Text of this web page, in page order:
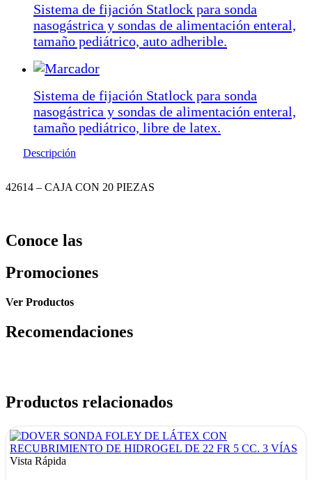
Sistema de fijación Statlock para sonda
nasogástrica y sondas de alimentación enteral,
tamaño pediátrico, auto adherible.
Sistema de fijación Statlock para sonda
nasogástrica y sondas de alimentación enteral,
tamaño pediátrico, libre de latex.
Descripción
42614 – CAJA CON 20 PIEZAS
Conoce las
Promociones
Ver Productos
Recomendaciones
Productos relacionados
Vista Rápida